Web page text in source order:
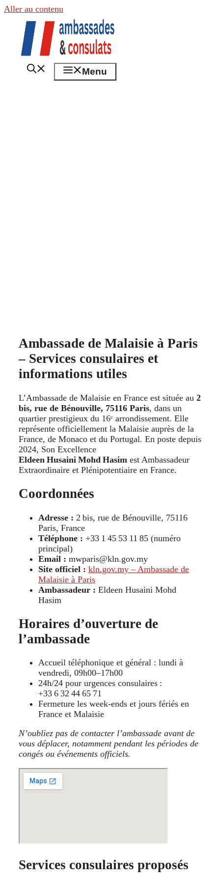
Aller au contenu
Menu
Ambassade de Malaisie à Paris
– Services consulaires et
informations utiles
L’Ambassade de Malaisie en France est située au 2
bis, rue de Bénouville, 75116 Paris, dans un
quartier prestigieux du 16ᵉ arrondissement. Elle
représente officiellement la Malaisie auprès de la
France, de Monaco et du Portugal. En poste depuis
2024, Son Excellence
Eldeen Husaini Mohd Hasim est Ambassadeur
Extraordinaire et Plénipotentiaire en France.
Coordonnées
Adresse : 2 bis, rue de Bénouville, 75116
Paris, France
Téléphone : +33 1 45 53 11 85 (numéro
principal)
Email : mwparis@kln.gov.my
Site officiel : kln.gov.my – Ambassade de
Malaisie à Paris
Ambassadeur : Eldeen Husaini Mohd
Hasim
Horaires d’ouverture de
l’ambassade
Accueil téléphonique et général : lundi à
vendredi, 09h00–17h00
24h/24 pour urgences consulaires :
+33 6 32 44 65 71
Fermeture les week‑ends et jours fériés en
France et Malaisie
N’oubliez pas de contacter l’ambassade avant de
vous déplacer, notamment pendant les périodes de
congés ou événements officiels.
Services consulaires proposés